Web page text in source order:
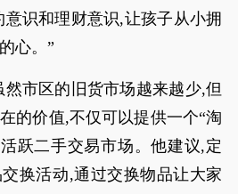
识和理财意识,让孩子从小拥
心。”
市区的旧货市场越来越少,但
的价值,不仅可以提供一个“淘
跃二手交易市场。他建议,定
换活动,通过交换物品让大家